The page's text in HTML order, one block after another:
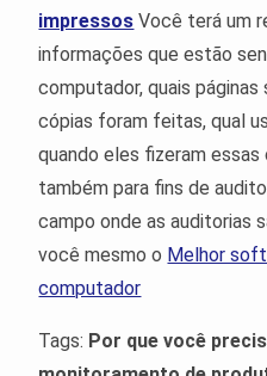
impressos Você terá um
informações que estão
computador, quais páginas
cópias foram feitas, qual
quando eles fizeram
também para fins de
campo onde as auditorias
você mesmo o Melhor
computador
Tags: Por que você